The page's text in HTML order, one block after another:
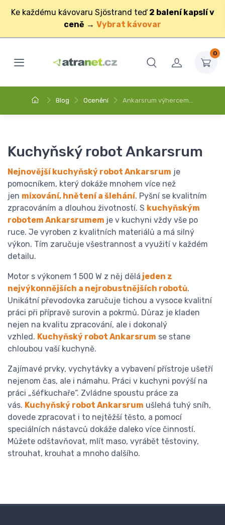
Ke každému kávovaru Sjöstrand teď 2 balení kapslí v
ceně → Vybrat kávovar
0
Blog Ocenění Ankarsrum výhercem…
Kuchyňský robot Ankarsrum
Nejnovější kuchyňský robot Ankarsrum je
pomocníkem, který dokáže mnohem více než
jen mixování, hnětení a šlehání. Pyšní se kvalitním
zpracováním a dlouhou životností. S kuchyňským
robotem Ankarsrumem je v kuchyni vždy vše po
ruce. Je vyroben z kvalitních materiálů a má silný
výkon. Tím zaručuje všestrannost a využití v každém
detailu.
Motor s výkonem 1 500 W z něj dělá jeden z
nejvýkonnějších a nejrobustnějších robotů.
Unikátní převodovka zaručuje tichou a vysoce kvalitní
práci při přípravě surovin a pokrmů. Důraz je kladen
nejen na kvalitu zpracování, ale i dokonalý
vzhled. Kuchyňský robot Ankarsrum se stane
chloubou vaší kuchyně.
Zajímavé prvky, vychytávky a vybavení přístroje ušetří
nejenom čas, ale i námahu. Práci v kuchyni povýší na
práci „šéfkuchaře“. Zvládne spoustu práce za
vás. Kuchyňský robot Ankarsrum ušlehá tuhý sníh,
dovede zpracovat i to nejtěžší těsto, a pomocí
speciálních nástavců dokáže daleko více činností.
Můžete odštavňovat, mlít maso, vyrábět těstoviny,
strouhat, krouhat a mnoho dalšího.